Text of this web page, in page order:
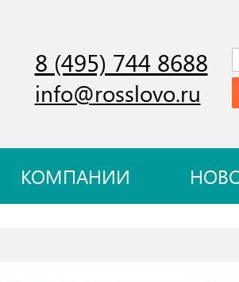
8 (495) 744 8688
info@rosslovo.ru
КОМПАНИИ